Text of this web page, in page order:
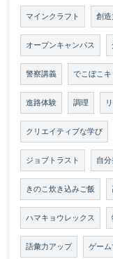
マインクラフト 創造
オープンキャンパス
警察講義 でこぼこ
進路体験 調理
クリエイティブな学び
ジョブトラスト 自
きのこ炊き込みご飯
ハマキョウレックス
語彙力アップ ゲー